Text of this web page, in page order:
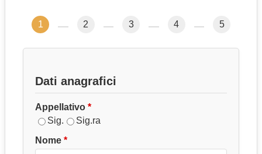
1 2 3 4 5
Dati anagrafici
Appellativo
Sig.
Sig.ra
Nome